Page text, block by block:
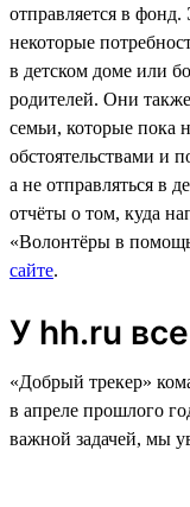
отправляется в
некоторые
в детском доме или
родителей. Они
семьи, которые пока
обстоятельствами и
а не отправляться в
отчёты о том, куда
«Волонтёры в
сайте.
У hh.ru
«Добрый трекер»
в апреле прошлого
важной задачей, мы